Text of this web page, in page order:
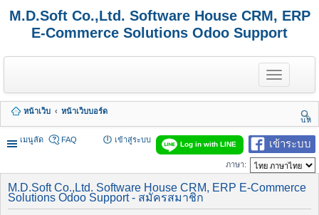
M.D.Soft Co.,Ltd. Software House CRM, ERP
E-Commerce Solutions Odoo Support
T
o
g
e
n
a
v
i
a
หน้าเว็บ
หน้าเว็บบอร์ด
นห
า
เมนูลัด
เข้าระบบ
Log in with LINE
FAQ เข้าสู่ระบบ
ภาษา:
M.D.Soft Co.,Ltd. Software House CRM, ERP E-Commerce
Solutions Odoo Support - สมัครสมาชิก